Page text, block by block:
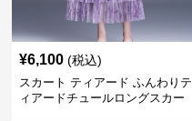
¥6,100 (税込)
スカート ティアード ふんわりテ
ィアードチュールロングスカー